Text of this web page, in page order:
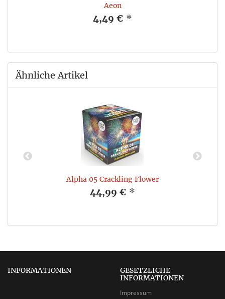
Aeon
4,49 € *
Ähnliche Artikel
Alpha 05 Crackling Flower
44,99 € *
INFORMATIONEN
GESETZLICHE
INFORMATIONEN
Impressum